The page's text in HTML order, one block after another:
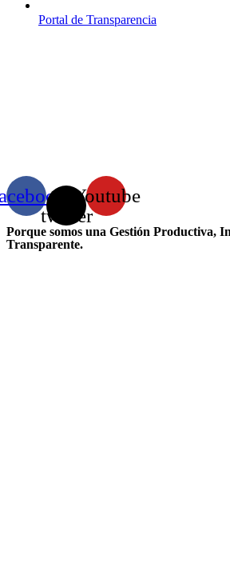
Portal de Transparencia
X-
twitter
Youtube
Porque somos una Gestión Productiva,
Transparente.